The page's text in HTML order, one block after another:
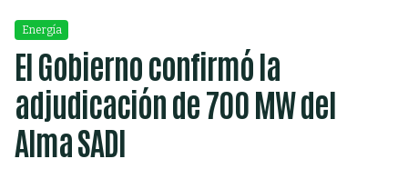
Energía
El Gobierno confirmó la
adjudicación de 700 MW del
Alma SADI